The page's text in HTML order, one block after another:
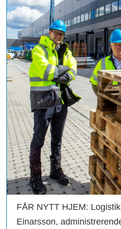
FÅR NYTT HJEM:
Einarsson,